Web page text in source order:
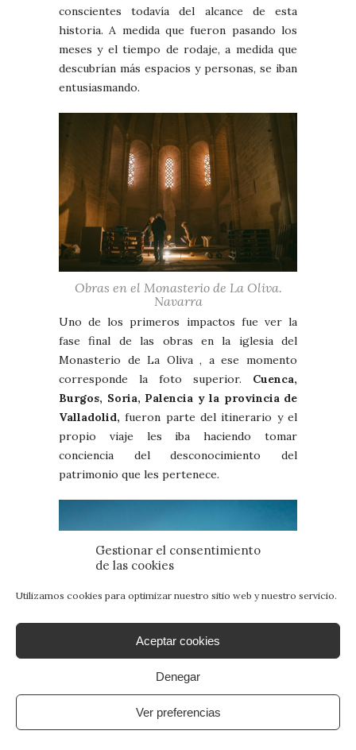
Gestionar el consentimiento
de las cookies
Utilizamos cookies para optimizar nuestro sitio web y nuestro servicio.
Aceptar cookies
Denegar
Ver preferencias
conscientes todavía del alcance de esta
historia. A medida que fueron pasando los
meses y el tiempo de rodaje, a medida que
descubrían más espacios y personas, se iban
entusiasmando.
Obras en el Monasterio de La Oliva.
Navarra
Uno de los primeros impactos fue ver la
fase final de las obras en la iglesia del
Monasterio de La Oliva , a ese momento
corresponde la foto superior. Cuenca,
Burgos, Soria, Palencia y la provincia de
Valladolid,fueron parte del itinerario y el
propio viaje les iba haciendo tomar
conciencia del desconocimiento del
patrimonio que les pertenece.